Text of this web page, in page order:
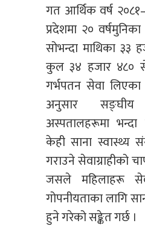
गत आर्थिक वर्ष
प्रदेशमा २०
सोभन्दा माथिका ३३
कुल ३४ हजार ४८०
गर्भपतन सेवा
अनुसार
अस्पतालहरूमा
केही साना स्वास्थ्य
गराउने सेवाग्राहीको
जसले महिलाहरू
गोपनीयताका लागि
हुने गरेको सङ्केत गर्छ ।